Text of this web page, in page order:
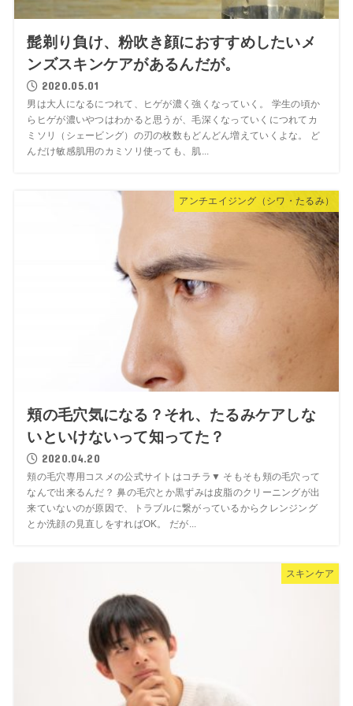
髭剃り負け、粉吹き顔におすすめしたいメ
ンズスキンケアがあるんだが。
2020.05.01
男は大人になるにつれて、ヒゲが濃く強くなっていく。 学生の頃か
らヒゲが濃いやつはわかると思うが、毛深くなっていくにつれてカ
ミソリ（シェービング）の刃の枚数もどんどん増えていくよな。 ど
んだけ敏感肌用のカミソリ使っても、肌...
アンチエイジング（シワ・たるみ）
頬の毛穴気になる？それ、たるみケアしな
いといけないって知ってた？
2020.04.20
頬の毛穴専用コスメの公式サイトはコチラ▼ そもそも頬の毛穴って
なんで出来るんだ？ 鼻の毛穴とか黒ずみは皮脂のクリーニングが出
来ていないのが原因で、トラブルに繋がっているからクレンジング
とか洗顔の見直しをすればOK。 だが...
スキンケア